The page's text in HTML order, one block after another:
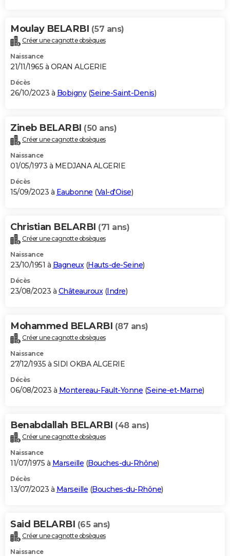
Moulay BELARBI (57 ans)
Créer une cagnotte obsèques
Naissance
21/11/1965 à ORAN ALGERIE
Décès
26/10/2023 à Bobigny(Seine-Saint-Denis)
Zineb BELARBI (50 ans)
Créer une cagnotte obsèques
Naissance
01/05/1973 à MEDJANA ALGERIE
Décès
15/09/2023 à Eaubonne (Val-d'Oise)
Christian BELARBI (71 ans)
Créer une cagnotte obsèques
Naissance
23/10/1951 à Bagneux(Hauts-de-Seine)
Décès
23/08/2023 à Châteauroux(Indre)
Mohammed BELARBI (87 ans)
Créer une cagnotte obsèques
Naissance
27/12/1935 à SIDI OKBA ALGERIE
Décès
06/08/2023 à Montereau-Fault-Yonne (Seine-et-Marne)
Benabdallah BELARBI (48 ans)
Créer une cagnotte obsèques
Naissance
11/07/1975 à Marseille (Bouches-du-Rhône)
Décès
13/07/2023 à Marseille (Bouches-du-Rhône)
Said BELARBI (65 ans)
Créer une cagnotte obsèques
Naissance